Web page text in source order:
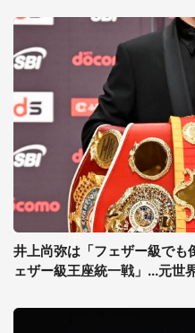
井上尚弥は「フェザー級でも
ェザー級王座統一戦」...元世